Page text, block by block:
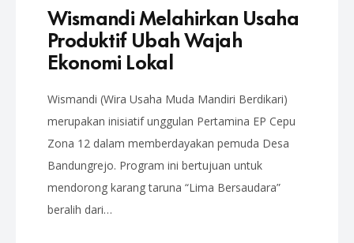
Wismandi Melahirkan Usaha
Produktif Ubah Wajah
Ekonomi Lokal
Wismandi (Wira Usaha Muda Mandiri Berdikari)
merupakan inisiatif unggulan Pertamina EP Cepu
Zona 12 dalam memberdayakan pemuda Desa
Bandungrejo. Program ini bertujuan untuk
mendorong karang taruna “Lima Bersaudara”
beralih dari…